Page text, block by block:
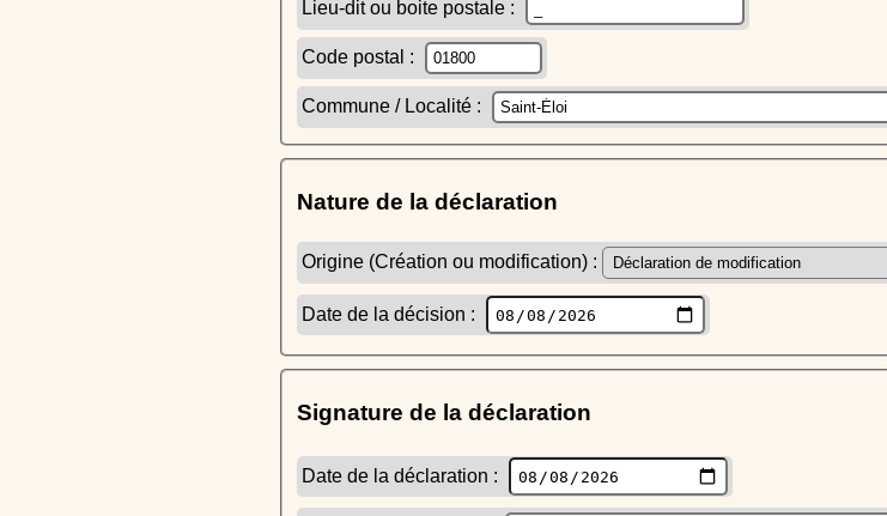
Lieu-dit ou boite postale :
Code postal :
Commune / Localité :
Nature de la déclaration
Origine (Création ou modification) :
Date de la décision :
Signature de la déclaration
Date de la déclaration :